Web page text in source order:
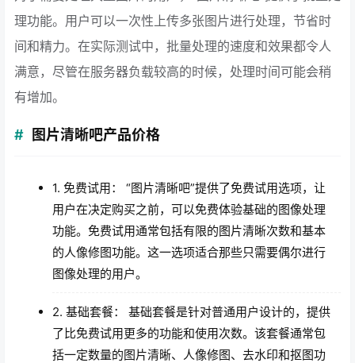
理功能。用户可以一次性上传多张图片进行处理，节省时
间和精力。在实际测试中，批量处理的速度和效果都令人
满意，尽管在服务器负载较高的时候，处理时间可能会稍
有增加。
图片清晰吧产品价格
1. 免费试用： “图片清晰吧”提供了免费试用选项，让
用户在决定购买之前，可以免费体验基础的图像处理
功能。免费试用通常包括有限的图片清晰次数和基本
的人像修图功能。这一选项适合那些只需要偶尔进行
图像处理的用户。
2. 基础套餐： 基础套餐是针对普通用户设计的，提供
了比免费试用更多的功能和使用次数。该套餐通常包
括一定数量的图片清晰、人像修图、去水印和抠图功